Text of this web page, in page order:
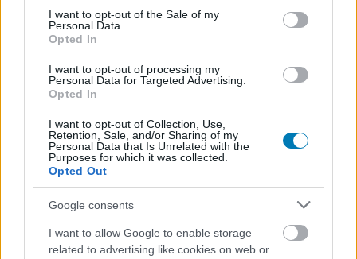
consent section.
I want to opt-out of the Sale of my
Personal Data.
Opted In
I want to opt-out of processing my
Personal Data for Targeted Advertising.
Opted In
I want to opt-out of Collection, Use,
Retention, Sale, and/or Sharing of my
Personal Data that Is Unrelated with the
Purposes for which it was collected.
Opted Out
Google consents
I want to allow Google to enable storage
related to advertising like cookies on web or
Ezt a Curtis kifizettük már, úgyhogy a kormányváltás
ellenére is elkészül a film a rapperről
| 2026.05.12 19:33
A forgatások nagy része lezajlott, már az utómunkát készítik
elő és hamarosan be is mutatják.